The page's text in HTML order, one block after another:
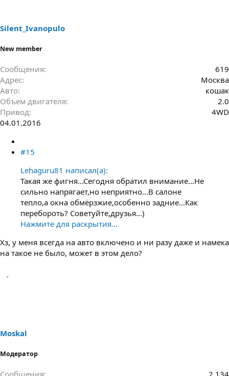
Silent_Ivanopulo
New member
Сообщения
619
Адрес
Москва
Авто
кошак
Объем двигателя
2.0
Привод
4WD
04.01.2016
#15
Lehaguru81 написал(а):
Такая же фигня...Сегодня обратил внимание...Не
сильно напрягает,но неприятно...В салоне
тепло,а окна обмёрзжие,особенно задние...Как
перебороть? Советуйте,друзья...)
Нажмите для раскрытия...
Хз, у меня всегда на авто включено и ни разу даже и намека
на такое не было, может в этом дело?
Moskal
Модератор
Сообщения
2 134